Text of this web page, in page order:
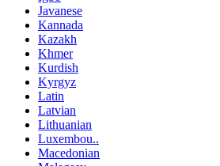
Javanese
Kannada
Kazakh
Khmer
Kurdish
Kyrgyz
Latin
Latvian
Lithuanian
Luxembou..
Macedonian